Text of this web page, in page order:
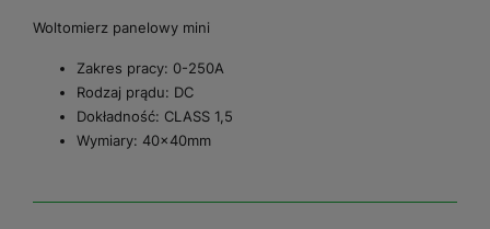
Woltomierz panelowy mini
Zakres pracy: 0-250A
Rodzaj prądu: DC
Dokładność: CLASS 1,5
Wymiary: 40x40mm